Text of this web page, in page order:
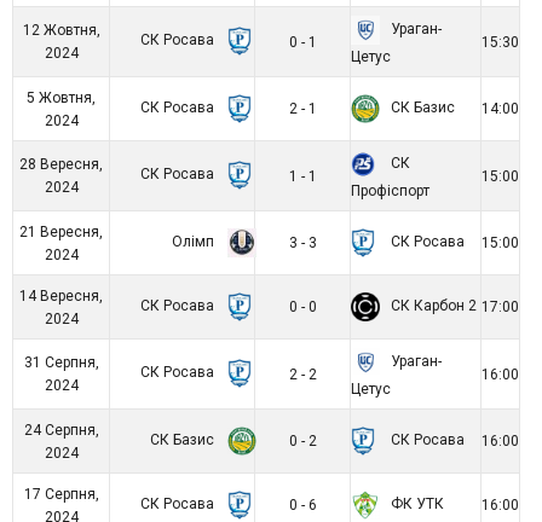
12 Жовтня,
2024
СК Росава 0 - 1
Ураган-
Цетус
15:30
5 Жовтня,
2024
СК Росава 2 - 1 СК Базис 14:00
28 Вересня,
2024
СК Росава 1 - 1
СК
Профіспорт
15:00
21 Вересня,
2024
Олімп 3 - 3 СК Росава 15:00
14 Вересня,
2024
СК Росава 0 - 0 СК Карбон 2 17:00
31 Серпня,
2024
СК Росава 2 - 2
Ураган-
Цетус
16:00
24 Серпня,
2024
СК Базис 0 - 2 СК Росава 16:00
17 Серпня,
2024
СК Росава 0 - 6 ФК УТК 16:00